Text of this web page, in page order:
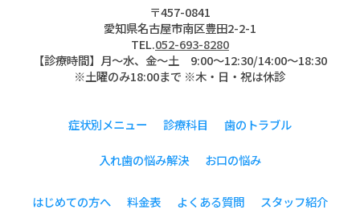
〒457-0841
愛知県名古屋市南区豊田2-2-1
TEL.052-693-8280
【診療時間】月〜水、金～土 9:00〜12:30/14:00～18:30
※土曜のみ18:00まで ※木・日・祝は休診
症状別メニュー 診療科目 歯のトラブル
入れ歯の悩み解決 お口の悩み
はじめての方へ 料金表 よくある質問 スタッフ紹介